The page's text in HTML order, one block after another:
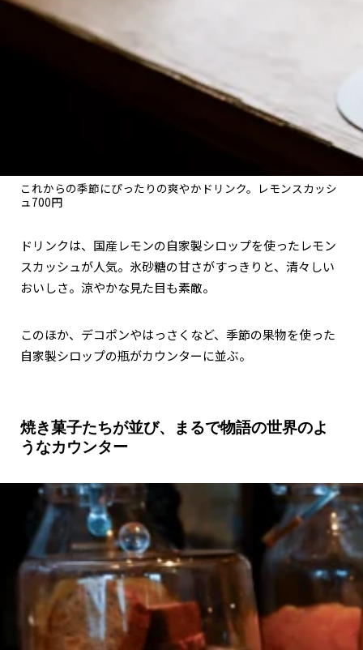
これからの季節にぴったりの爽やかドリンク。レモンスカッシ
ュ700円
ドリンクは、国産レモンの自家製シロップを使ったレモン
スカッシュが人気。氷砂糖の甘さがすっきりと、清々しい
おいしさ。涼やかな見た目も素敵。
このほか、デコポンやはっさくなど、季節の果物を使った
自家製シロップの瓶がカウンターに並ぶ。
焼き菓子たちが並び、まるで物語の世界のよ
うなカウンター